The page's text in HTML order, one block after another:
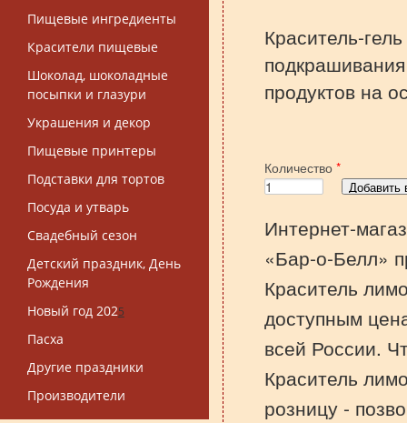
Пищевые ингредиенты
Красители пищевые
Шоколад, шоколадные
посыпки и глазури
Украшения и декор
Пищевые принтеры
Подставки для тортов
Посуда и утварь
Свадебный сезон
Детский праздник, День
Рождения
Новый год 2025
Пасха
Другие праздники
Производители
Краситель-
продуктов на
Количество *
Интернет-
«Бар-о-Белл»
Краситель
доступным
всей России.
Краситель
розницу -